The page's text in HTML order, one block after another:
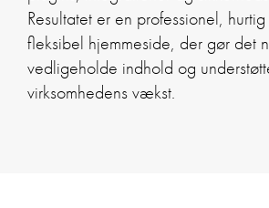
Resultatet er en professionel,
fleksibel hjemmeside, der gør det
vedligeholde indhold og
virksomhedens vækst.